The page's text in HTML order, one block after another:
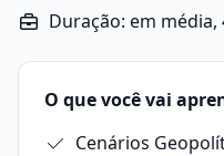
Duração: em média,
O que você vai
Cenários